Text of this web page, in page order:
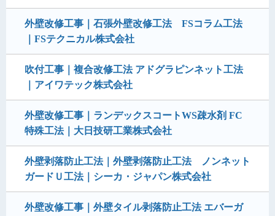
外壁改修工事｜石張外壁改修工法 FSコラム工法
｜FSテクニカル株式会社
吹付工事｜複合改修工法 アドグラピンネット工法
｜アイワテック株式会社
外壁改修工事｜ランデックスコートWS疎水剤 FC
特殊工法｜大日技研工業株式会社
外壁剥落防止工法｜外壁剥落防止工法 ノンネット
ガードＵ工法｜シーカ・ジャパン株式会社
外壁改修工事｜外壁タイル剥落防止工法 エバーガ